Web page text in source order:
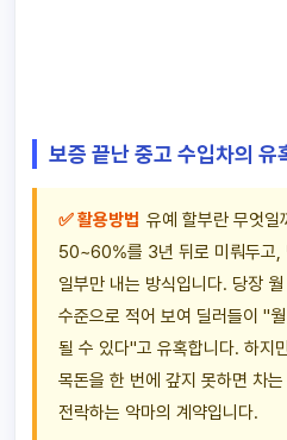
보증 끝난 중고 수입차의 유
✅ 활용방법 유예 할부란 무엇일
50~60%를 3년 뒤로 미뤄두고,
일부만 내는 방식입니다. 당장
수준으로 적어 보여 딜러들이 "
될 수 있다"고 유혹합니다. 하지
목돈을 한 번에 갚지 못하면 차
전락하는 악마의 계약입니다.